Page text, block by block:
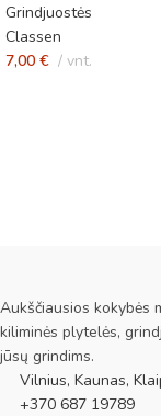
Grindjuostės
Classen
7,00 € vnt.
Aukščiausios kokybės
kiliminės plytelės,
jūsų grindims.
Vilnius, Kaunas,
+370 687 19789